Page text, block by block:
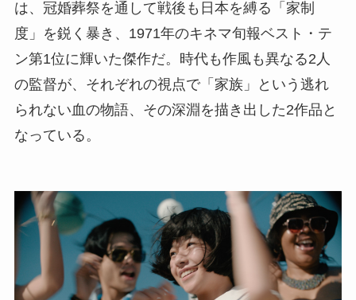
は、冠婚葬祭を通して戦後も日本を縛る「家制
度」を鋭く暴き、1971年のキネマ旬報ベスト・テ
ン第1位に輝いた傑作だ。時代も作風も異なる2人
の監督が、それぞれの視点で「家族」という逃れ
られない血の物語、その深淵を描き出した2作品と
なっている。